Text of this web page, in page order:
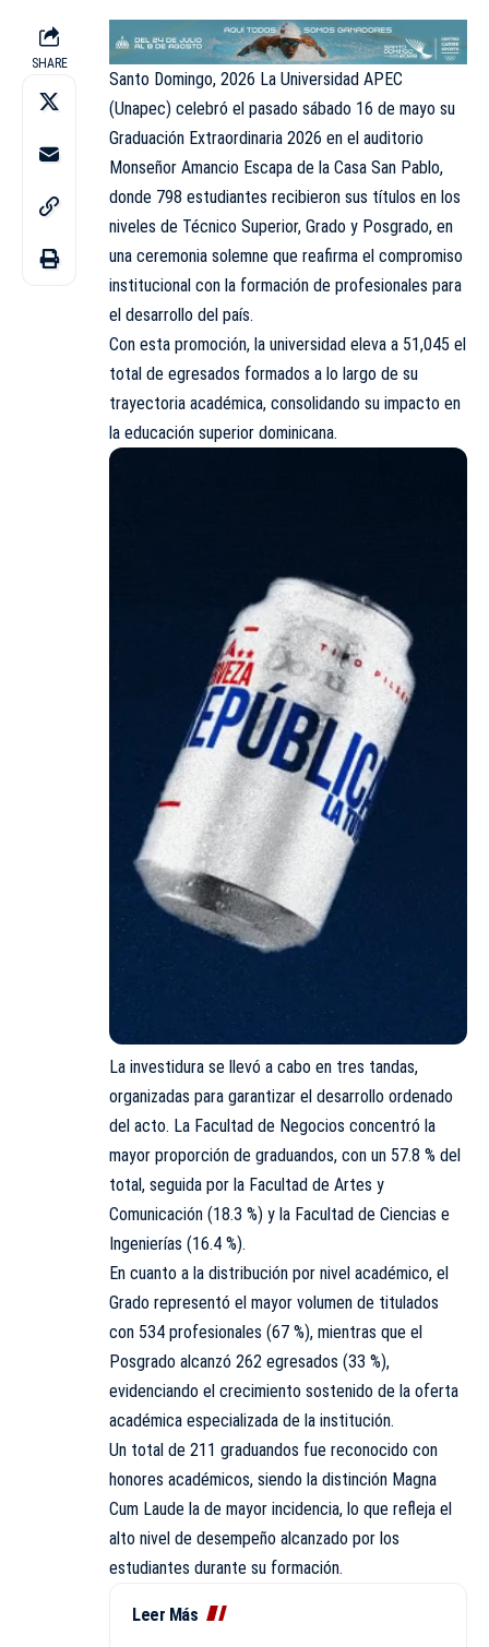
SHARE
Santo Domingo, 2026 La Universidad APEC
(Unapec) celebró el pasado sábado 16 de mayo su
Graduación Extraordinaria 2026 en el auditorio
Monseñor Amancio Escapa de la Casa San Pablo,
donde 798 estudiantes recibieron sus títulos en los
niveles de Técnico Superior, Grado y Posgrado, en
una ceremonia solemne que reafirma el compromiso
institucional con la formación de profesionales para
el desarrollo del país.
Con esta promoción, la universidad eleva a 51,045 el
total de egresados formados a lo largo de su
trayectoria académica, consolidando su impacto en
la educación superior dominicana.
La investidura se llevó a cabo en tres tandas,
organizadas para garantizar el desarrollo ordenado
del acto. La Facultad de Negocios concentró la
mayor proporción de graduandos, con un 57.8 % del
total, seguida por la Facultad de Artes y
Comunicación (18.3 %) y la Facultad de Ciencias e
Ingenierías (16.4 %).
En cuanto a la distribución por nivel académico, el
Grado representó el mayor volumen de titulados
con 534 profesionales (67 %), mientras que el
Posgrado alcanzó 262 egresados (33 %),
evidenciando el crecimiento sostenido de la oferta
académica especializada de la institución.
Un total de 211 graduandos fue reconocido con
honores académicos, siendo la distinción Magna
Cum Laude la de mayor incidencia, lo que refleja el
alto nivel de desempeño alcanzado por los
estudiantes durante su formación.
Leer Más